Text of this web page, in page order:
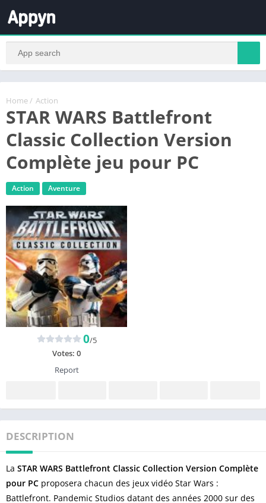
Home / Action
STAR WARS Battlefront
Classic Collection Version
Complète jeu pour PC
Action Aventure
0/5
Votes: 0
Report
DESCRIPTION
La STAR WARS Battlefront Classic Collection Version Complète
pour PC proposera chacun des jeux vidéo Star Wars :
Battlefront. Pandemic Studios datant des années 2000 sur des